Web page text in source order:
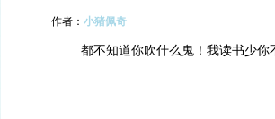
作者： 小猪佩奇
都不知道你吹什么鬼！我读书少